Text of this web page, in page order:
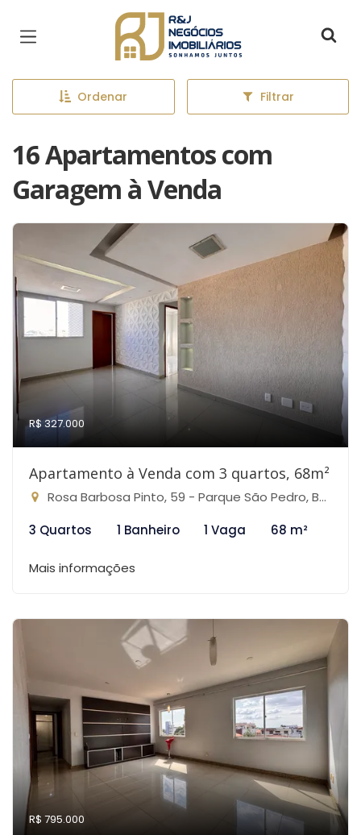
Página inicial
Ordenar Filtrar
16 Apartamentos com
Garagem à Venda
R$ 327.000
Apartamento à Venda com 3 quartos, 68m²
Rosa Barbosa Pinto, 59 - Parque São Pedro, Belo Horizonte-MG
3 Quartos
1 Banheiro 1 Vaga 68 m²
Mais informações
R$ 795.000